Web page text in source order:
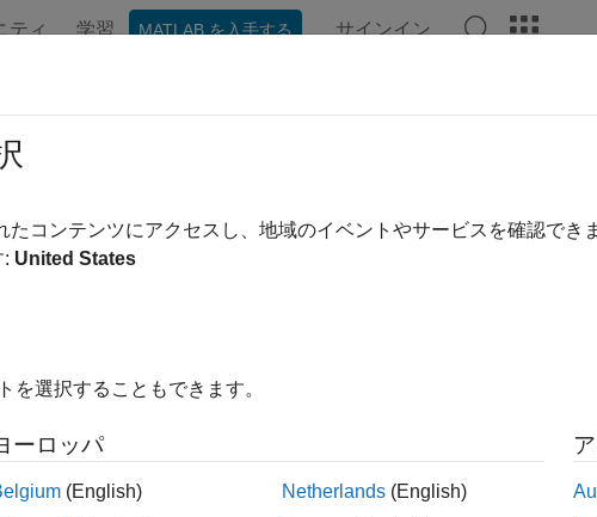
ティ 学習 MATLAB を入手する サインイン
execution-time profiles
.add( adds the
. Use
from multiple software-in-the-loop (SIL), processor-in-the-loop (PIL),
たコンテンツにアクセスし、地域のイベントやサービスを確認でき
: United States
を選択することもできます。
ーロッパ
(English)
Netherlands (English)